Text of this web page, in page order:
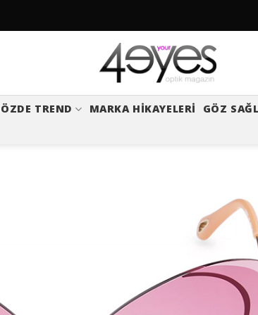
TREND MARKA HIKAYELERI GÖZ